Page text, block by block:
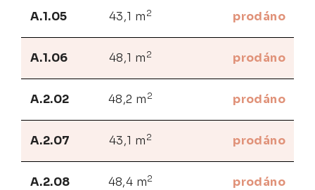
A.1.05 43,1 m 2 prodáno
A.1.06 48,1 m 2 prodáno
A.2.02 48,2 m 2 prodáno
A.2.07 43,1 m 2 prodáno
A.2.08 48,4 m2 prodáno